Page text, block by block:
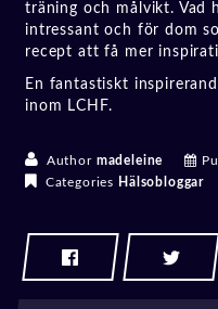
träning och målvikt. Vad
intressant och för dom
recept att få mer
En fantastiskt
inom LCHF.
Author madeleine
Categories Hälsobloggar